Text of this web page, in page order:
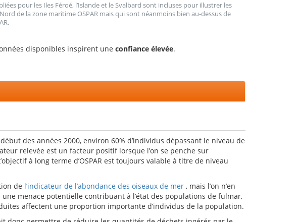
pour les Iles Féroé, l’Islande et le Svalbard sont incluses pour illustrer les
de la zone maritime OSPAR mais qui sont néanmoins bien au-dessus de
disponibles inspirent une confiance élevée.
des années 2000, environ 60% d’individus dépassant le niveau de
relevée est un facteur positif lorsque l’on se penche sur
à long terme d’OSPAR est toujours valable à titre de niveau
de l’indicateur de l’abondance des oiseaux de mer , mais l’on n’en
menace potentielle contribuant à l’état des populations de fulmar,
affectent une proportion importante d’individus de la population.